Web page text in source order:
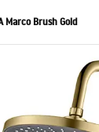
Marco Brush Gold